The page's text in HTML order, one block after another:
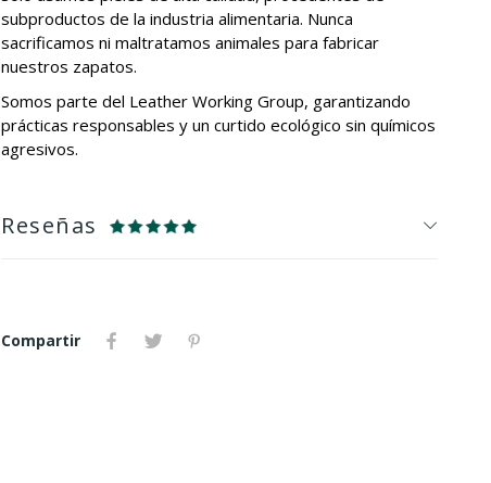
subproductos de la industria alimentaria. Nunca
sacrificamos ni maltratamos animales para fabricar
nuestros zapatos.
Somos parte del Leather Working Group, garantizando
prácticas responsables y un curtido ecológico sin químicos
agresivos.
Reseñas
Compartir